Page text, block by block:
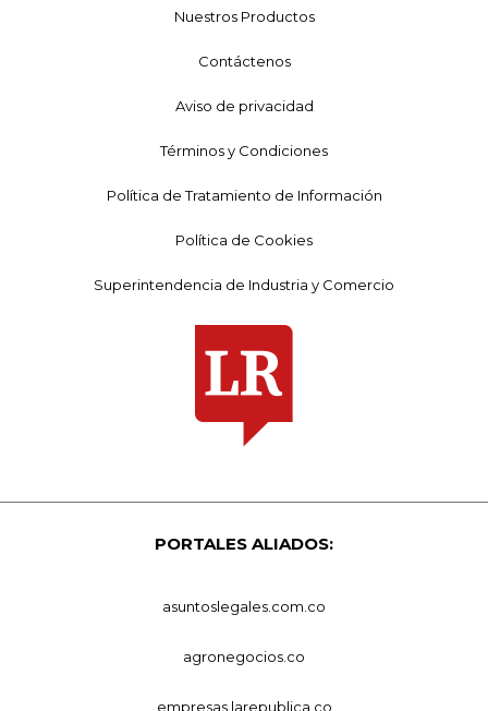
Nuestros Productos
Contáctenos
Aviso de privacidad
Términos y Condiciones
Política de Tratamiento de Información
Política de Cookies
Superintendencia de Industria y Comercio
PORTALES ALIADOS:
asuntoslegales.com.co
agronegocios.co
empresas.larepublica.co